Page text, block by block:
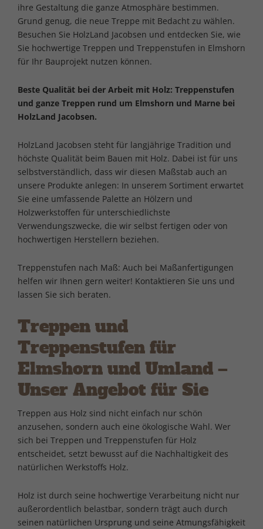
ihre Gestaltung die ganze Atmosphäre bestimmen.
Grund genug, die neue Treppe mit Bedacht zu wählen.
Besuchen Sie HolzLand Jacobsen und entdecken Sie, wie
Sie hochwertige Treppen und Treppenstufen in Elmshorn
für Ihr Bauprojekt nutzen können.
Beste Qualität bei der Arbeit mit Holz: Treppenstufen
und ganze Treppen rund um Elmshorn und Marne bei
HolzLand Jacobsen.
HolzLand Jacobsen steht für langjährige Tradition und
höchste Qualität beim Bauen mit Holz. Dabei ist für uns
selbstverständlich, dass wir diesen Maßstab auch an
unsere Produkte anlegen: In unserem Sortiment erwartet
Sie eine umfassende Palette an Hölzern und
Holzwerkstoffen für unterschiedlichste
Verwendungszwecke, die wir selbst fertigen oder von
hochwertigen Herstellern beziehen.
Treppenstufen nach Maß: Auch bei Maßanfertigungen
helfen wir Ihnen gern weiter! Kontaktieren Sie uns und
lassen Sie sich beraten.
Treppen und
Treppenstufen für
Elmshorn und Umland –
Unser Angebot für Sie
Treppen aus Holz sind nicht einfach nur schön
anzusehen, sondern auch eine ökologische Wahl. Wer
sich bei Treppen und Treppenstufen für Holz
entscheidet, setzt bewusst auf die Nachhaltigkeit des
natürlichen Werkstoffs Holz.
Holz ist durch seine hochwertige Verarbeitung nicht nur
außerordentlich belastbar, sondern trägt auch durch
seinen natürlichen Ursprung und seine Atmungsfähigkeit